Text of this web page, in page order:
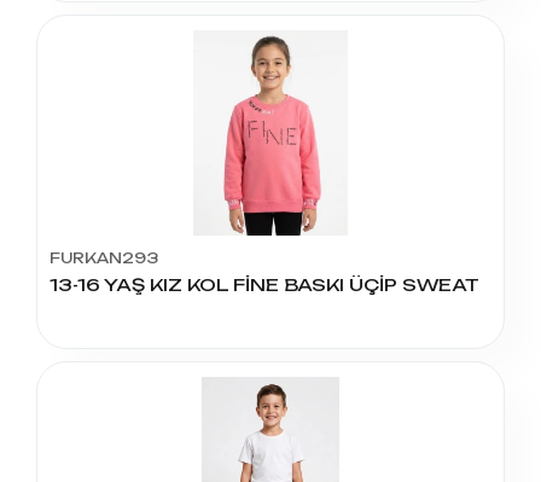
FURKAN293
13-16 YAŞ KIZ KOL FİNE BASKI ÜÇİP SWEAT